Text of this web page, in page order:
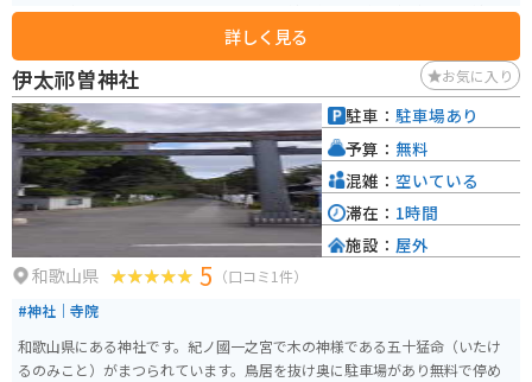
トランがあります。特に、日高川で獲れた鮎を使った料理が人気です。鮎の塩
焼きや甘露煮など、様々な鮎料理を楽しむことができます。 また、道の駅に
隣接して、温泉施設「龍神温泉 湯ノ花」があります。泉質はナトリウム-炭酸
水素塩泉で、神経痛や筋肉痛、関節痛などに効果があるとされています。ツ
ーリングで疲れた体を癒すのに最適です。 バイクで訪れる際は、道の駅の駐
車場にバイク専用の駐車スペースがあります。道の駅の周辺は、日高川の清
流沿いを走る快適なツーリングコースとなっています。道の駅から少し足を
延ばせば、世界遺産に登録されている「熊野古道」の一部である「小辺路」
の入り口にも行くことができます。
詳しく見る
伊太祁曽神社 お気に入り
和歌山県 5 （口コミ1件）
#神社｜寺院
和歌山県にある神社です。紀ノ國一之宮で木の神様である五十猛命（いたけ
るのみこと）がまつられています。鳥居を抜け奥に駐車場があり無料で停め
駐車： 駐車場あり
予算： 無料
混雑： 空いている
滞在： 1時間
施設： 屋外